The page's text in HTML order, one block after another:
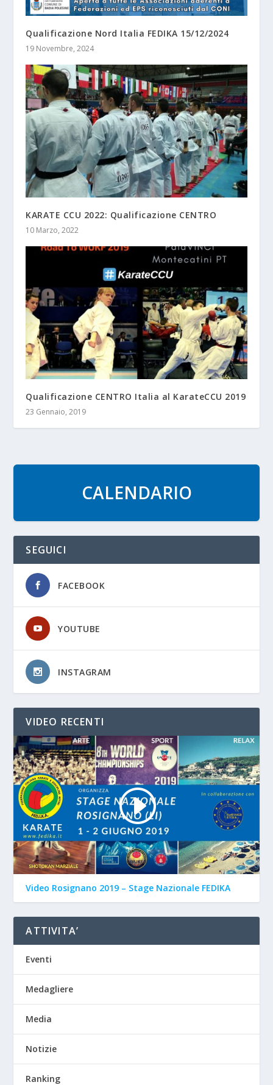
Qualificazione Nord Italia FEDIKA 15/12/2024
19 Novembre, 2024
KARATE CCU 2022: Qualificazione CENTRO
10 Marzo, 2022
Qualificazione CENTRO Italia al KarateCCU 2019
23 Gennaio, 2019
CALENDARIO
SEGUICI
FACEBOOK
YOUTUBE
INSTAGRAM
VIDEO RECENTI
Video Rosignano 2019 – Stage Nazionale FEDIKA
ATTIVITA’
Eventi
Medagliere
Media
Notizie
Ranking